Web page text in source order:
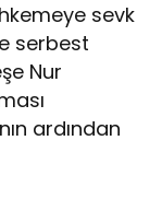
sevk
serbest
Nur
ardından